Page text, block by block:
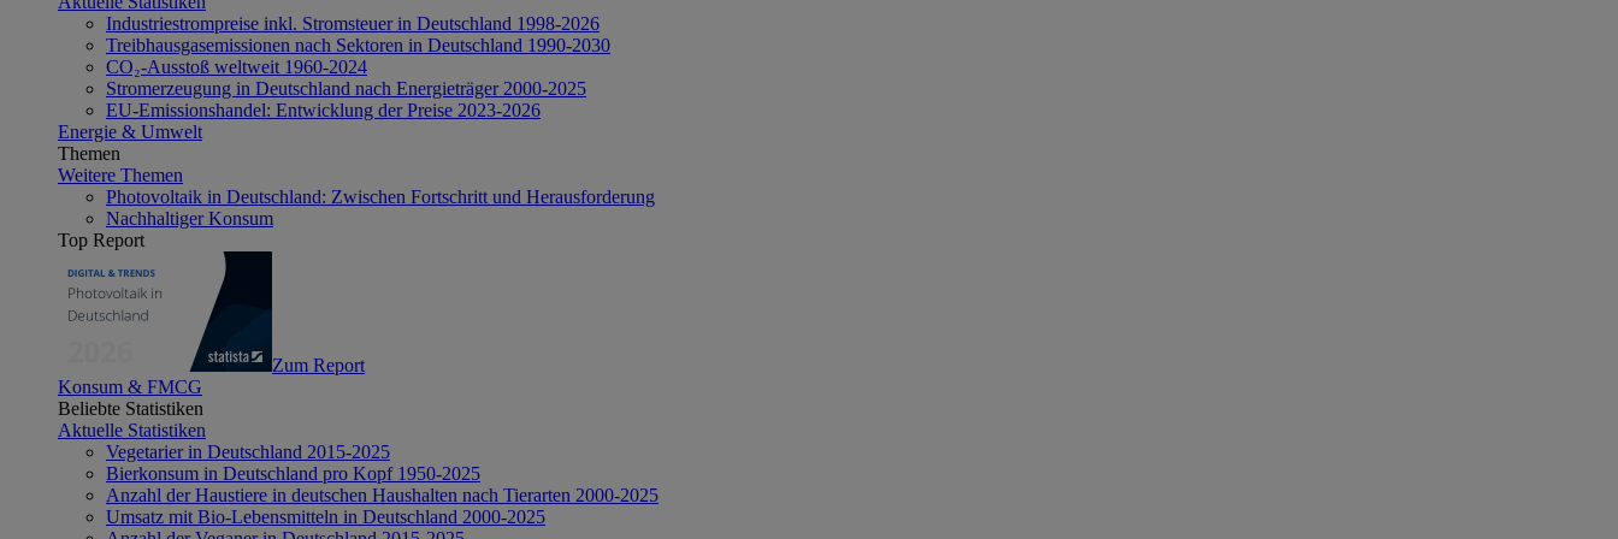
Industriestrompreise inkl. Stromsteuer in Deutschland 1998-2026
Treibhausgasemissionen nach Sektoren in Deutschland 1990-2030
CO₂-Ausstoß weltweit 1960-2024
Stromerzeugung in Deutschland nach Energieträger 2000-2025
EU-Emissionshandel: Entwicklung der Preise 2023-2026
Energie & Umwelt
Themen
Weitere Themen
Photovoltaik in Deutschland: Zwischen Fortschritt und Herausforderung
Nachhaltiger Konsum
Top Report
Zum Report
Konsum & FMCG
Beliebte Statistiken
Aktuelle Statistiken
Vegetarier in Deutschland 2015-2025
Bierkonsum in Deutschland pro Kopf 1950-2025
Anzahl der Haustiere in deutschen Haushalten nach Tierarten 2000-2025
Umsatz mit Bio-Lebensmitteln in Deutschland 2000-2025